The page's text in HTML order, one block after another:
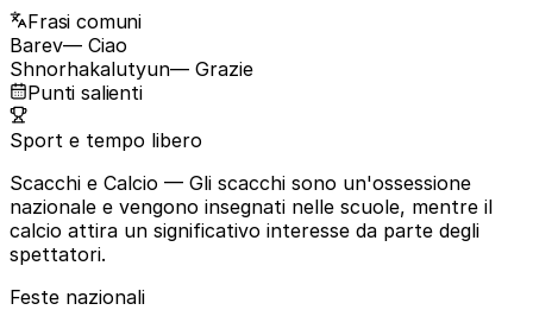
Frasi comuni
Barev— Ciao
Shnorhakalutyun— Grazie
Punti salienti
Sport e tempo libero
Scacchi e Calcio — Gli scacchi sono un'ossessione
nazionale e vengono insegnati nelle scuole, mentre il
calcio attira un significativo interesse da parte degli
spettatori.
Feste nazionali